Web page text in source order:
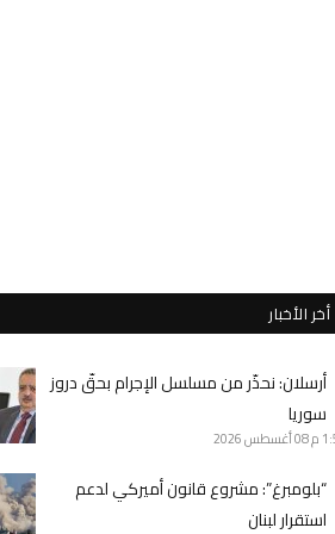
أخر الأخبار
أرسلان: نحذّر من مسلسل الإجرام بحقّ دروز
سوريا
م 08 أغسطس 2026
“بلومبرغ”: مشروع قانون أميركي لدعم
استقرار لبنان